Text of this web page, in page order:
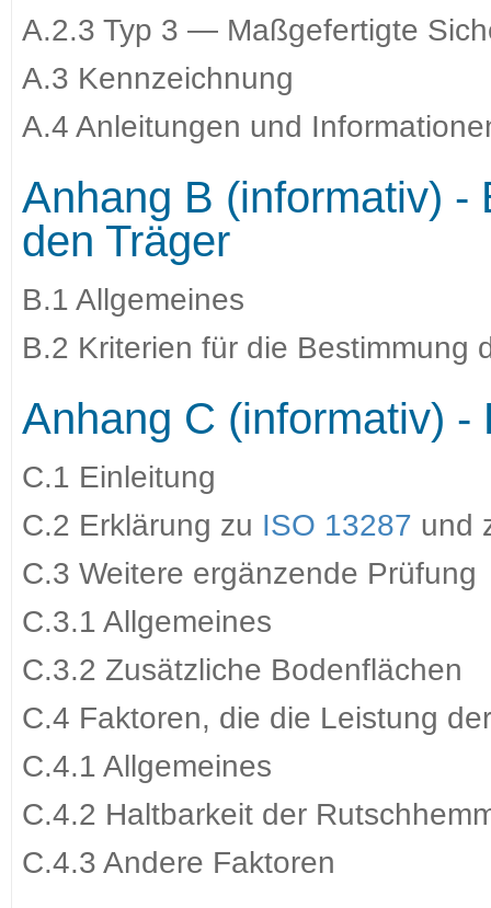
A.2.3 Typ 3 — Maßgefertigte
A.3 Kennzeichnung
A.4 Anleitungen und
Anhang B (informativ) -
den Träger
B.1 Allgemeines
B.2 Kriterien für die Bestimmung
Anhang C (informativ) -
C.1 Einleitung
C.2 Erklärung zu ISO 13287 und
C.3 Weitere ergänzende Prüfung
C.3.1 Allgemeines
C.3.2 Zusätzliche Bodenflächen
C.4 Faktoren, die die Leistung
C.4.1 Allgemeines
C.4.2 Haltbarkeit der
C.4.3 Andere Faktoren